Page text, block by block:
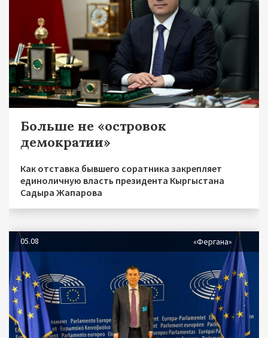
Больше не «островок
демократии»
Как отставка бывшего соратника закрепляет
единоличную власть президента Кыргыстана
Садыра Жапарова
05.08 «Фергана»